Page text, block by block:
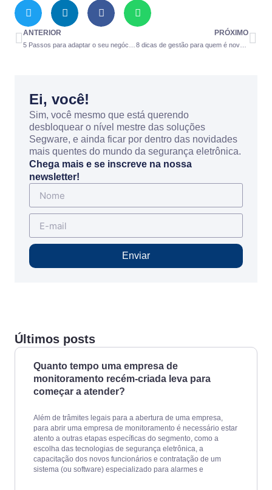
ANTERIOR PRÓXIMO
8 dicas de gestão para quem é novo no ramo de monitoramento
Ei, você!
Sim, você mesmo que está querendo
desbloquear o nível mestre das soluções
Segware, e ainda ficar por dentro das novidades
mais quentes do mundo da segurança eletrônica.
Chega mais e se inscreve na nossa
newsletter!
Enviar
Últimos posts
Quanto tempo uma empresa de
monitoramento recém-criada leva para
começar a atender?
Além de trâmites legais para a abertura de uma empresa,
para abrir uma empresa de monitoramento é necessário estar
atento a outras etapas específicas do segmento, como a
escolha das tecnologias de segurança eletrônica, a
capacitação dos novos funcionários e contratação de um
sistema (ou software) especializado para alarmes e